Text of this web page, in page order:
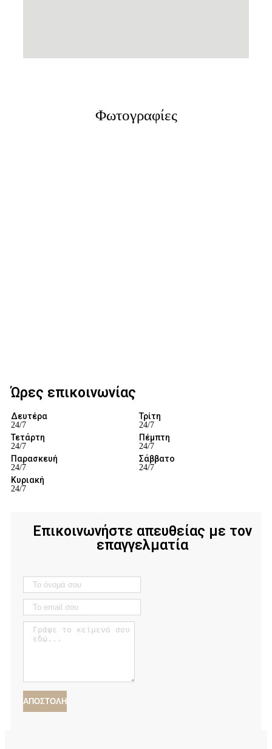
Φωτογραφίες
Ώρες επικοινωνίας
Δευτέρα
24/7
Τρίτη
24/7
Τετάρτη
24/7
Πέμπτη
24/7
Παρασκευή
24/7
Σάββατο
24/7
Κυριακή
24/7
Επικοινωνήστε απευθείας με τον
επαγγελματία
ΑΠΟΣΤΟΛΗ